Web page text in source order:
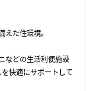
た住環境。
などの生活利便施設
快適にサポートして